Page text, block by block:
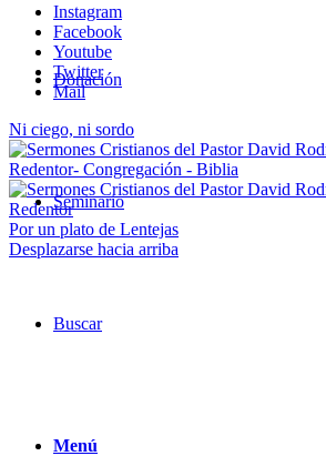
Donación
Seminario
Buscar
Menú
Instagram
Facebook
Youtube
Twitter
Mail
Ni ciego, ni sordo
Por un plato de Lentejas
Desplazarse hacia arriba